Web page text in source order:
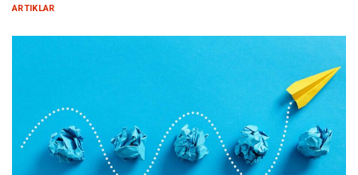
ARTIKLAR